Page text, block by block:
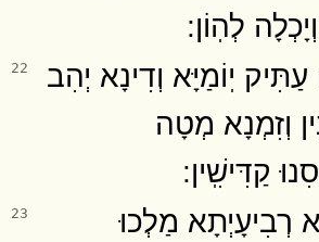
לְהֽוֹן ׃
22
יֽוֹמַיָּא וְדִינָא יְהִב
וְזִמְנָא מְטָה
קַדִּישִֽׁין ׃
23
רְבִיעָיְתָא מַלְכוּ